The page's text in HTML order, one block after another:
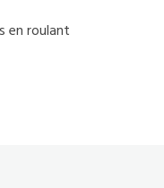
en roulant